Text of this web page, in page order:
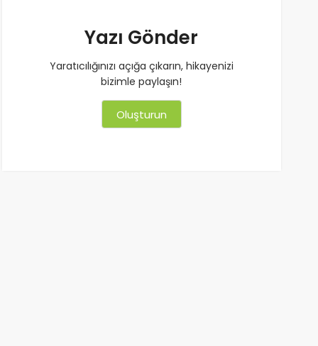
Yazı Gönder
Yaratıcılığınızı açığa çıkarın, hikayenizi
bizimle paylaşın!
Oluşturun